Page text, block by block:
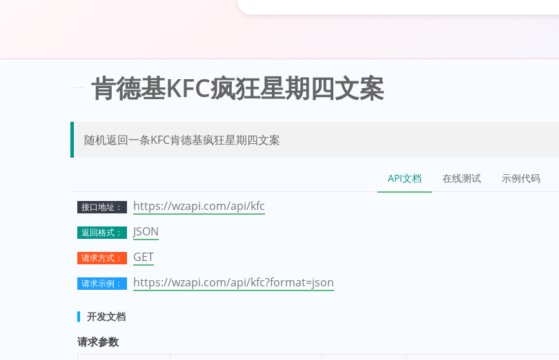
肯德基KFC疯狂星期四文案
随机返回一条KFC肯德基疯狂星期四文案
API文档 在线测试 示例代码
接口地址： https://wzapi.com/api/kfc
返回格式： JSON
请求方式： GET
请求示例： https://wzapi.com/api/kfc?format=json
开发文档
请求参数